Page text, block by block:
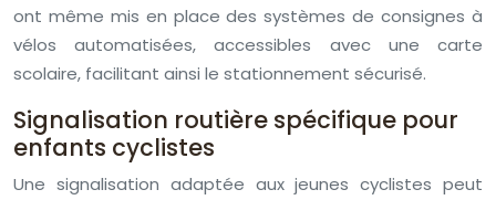
ont même mis en place des systèmes de consignes à
vélos automatisées, accessibles avec une carte
scolaire, facilitant ainsi le stationnement sécurisé.
Signalisation routière spécifique pour
enfants cyclistes
Une signalisation adaptée aux jeunes cyclistes peut